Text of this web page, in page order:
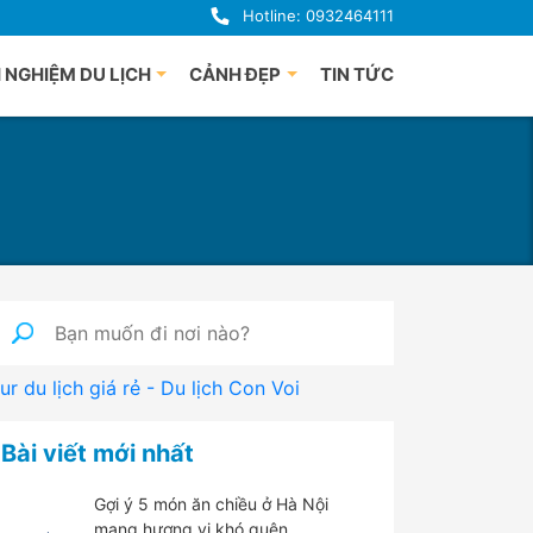
Hotline: 0932464111
Ngãi
Trang
Định
Thiết
NGHIỆM DU LỊCH CẢNH ĐẸP TIN TỨC
du lịch giá rẻ - Du lịch Con Voi
Bài viết mới nhất
Gợi ý 5 món ăn chiều ở Hà Nội
mang hương vị khó quên